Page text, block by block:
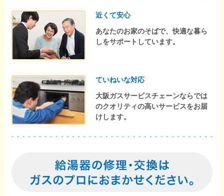
近くて安心
あなたのお家のそばで、快適な暮ら
しをサポートしています。
ていねいな対応
大阪ガスサービスチェーンならでは
のクオリティの高いサービスをお届
けします。